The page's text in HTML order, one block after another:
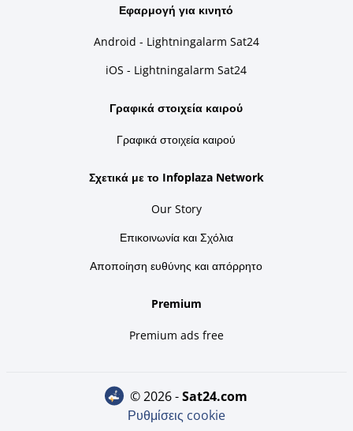
Εφαρμογή για κινητό
Android - Lightningalarm Sat24
iOS - Lightningalarm Sat24
Γραφικά στοιχεία καιρού
Γραφικά στοιχεία καιρού
Σχετικά με το Infoplaza Network
Our Story
Επικοινωνία και Σχόλια
Αποποίηση ευθύνης και απόρρητο
Premium
Premium ads free
© 2026 - sat24.com
Ρυθμίσεις cookie